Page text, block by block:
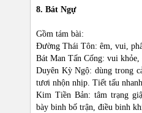
8. Bát Ngự
Gồm tám bài:
Đường Thái Tôn: êm, vui,
Bát Man Tấn Cống: vui khỏe,
Duyên Kỳ Ngộ: dùng trong
tươi nhộn nhịp. Tiết tấu
Kim Tiền Bản: tâm trạng
bày binh bố trận, điều binh